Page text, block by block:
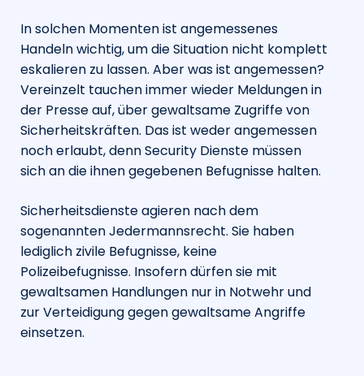
In solchen Momenten ist angemessenes
Handeln wichtig, um die Situation nicht komplett
eskalieren zu lassen. Aber was ist angemessen?
Vereinzelt tauchen immer wieder Meldungen in
der Presse auf, über gewaltsame Zugriffe von
Sicherheitskräften. Das ist weder angemessen
noch erlaubt, denn Security Dienste müssen
sich an die ihnen gegebenen Befugnisse halten.
Sicherheitsdienste agieren nach dem
sogenannten Jedermannsrecht. Sie haben
lediglich zivile Befugnisse, keine
Polizeibefugnisse. Insofern dürfen sie mit
gewaltsamen Handlungen nur in Notwehr und
zur Verteidigung gegen gewaltsame Angriffe
einsetzen.